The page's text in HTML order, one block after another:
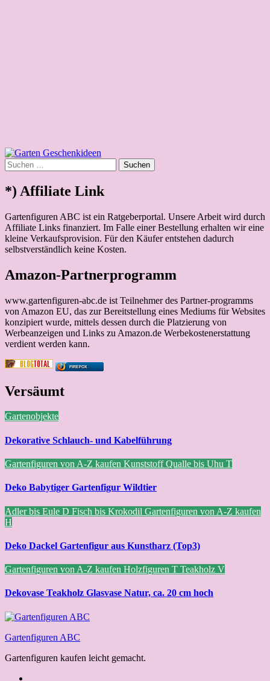
Suchen
nach:
*) Affiliate Link
Gartenfiguren ABC ist ein Ratgeberportal. Unsere Arbeit wird durch
Affiliate Links finanziert. Im Falle einer Bestellung erhalten wir eine
kleine Verkaufsprovision. Für den Käufer entstehen dadurch
selbstverständlich keine Kosten.
Amazon-Partnerprogramm
www.gartenfiguren-abc.de ist Teilnehmer des Partner-programms
von Amazon EU, das zur Bereitstellung eines Mediums für Websites
konzipiert wurde, mittels dessen durch die Platzierung von
Werbeanzeigen und Links zu Amazon.de Werbekostenerstattung
verdient werden kann.
FIREFOX
Versäumt
Gartenobjekte
Dekorative Schlauch- und Kabelführung
Gartenfiguren von A-Z kaufen KunststoffQualle bis Uhu T
Deko Babytiger Gartenfigur Wildtier
Adler bis Eule D Fisch bis Krokodil Gartenfiguren von A-Z kaufen
H
Deko Dackel Gartenfigur aus Kunstharz (Top3)
Gartenfiguren von A-Z kaufen Holzfiguren T Teakholz V
Dekovase Teakholz Glasvase Natur, ca. 20 cm hoch
Gartenfiguren ABC
Gartenfiguren kaufen leicht gemacht.